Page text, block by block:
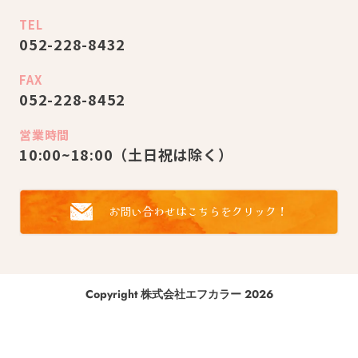
TEL
052-228-8432
FAX
052-228-8452
営業時間
10:00~18:00（⼟⽇祝は除く）
お問い合わせはこちらをクリック！
Copyright 株式会社エフカラー 2026